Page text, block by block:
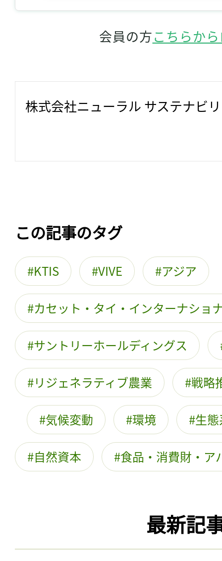
会員の方こちらか
株式会社ニューラル サステナビ
この記事のタグ
KTIS VIVE アジア
カセット・タイ・インターナショ
サントリーホールディングス
リジェネラティブ農業 戦略
気候変動 環境 生
自然資本 食品・消費財・ア
最新記